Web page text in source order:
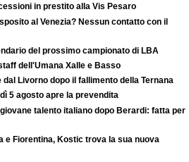
in prestito alla Vis Pesaro
al Venezia? Nessun contatto con il
del prossimo campionato di LBA
dell'Umana Xalle e Basso
dal Livorno dopo il fallimento della Ternana
5 agosto apre la prevendita
talento italiano dopo Berardi: fatta per
e Fiorentina, Kostic trova la sua nuova